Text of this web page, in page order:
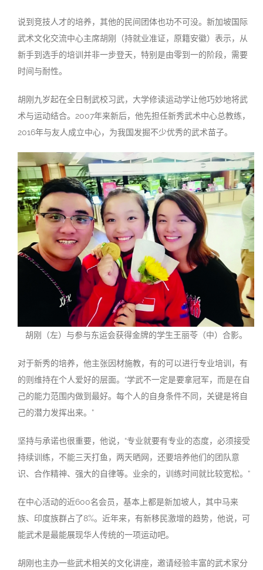
说到竞技人才的培养，其他的民间团体也功不可没。新加坡国际
武术文化交流中心主席胡刚（持就业准证，原籍安徽）表示，从
新手到选手的培训并非一步登天，特别是由零到一的阶段，需要
时间与耐性。
胡刚九岁起在全日制武校习武，大学修读运动学让他巧妙地将武
术与运动结合。2007年来新后，他先担任新秀武术中心总教练，
2016年与友人成立中心，为我国发掘不少优秀的武术苗子。
胡刚（左）与参与东运会获得金牌的学生王丽苓（中）合影。
对于新秀的培养，他主张因材施教，有的可以进行专业培训，有
的则维持在个人爱好的层面。“学武不一定是要拿冠军，而是在自
己的能力范围内做到最好。每个人的自身条件不同，关键是将自
己的潜力发挥出来。”
坚持与承诺也很重要，他说，“专业就要有专业的态度，必须接受
持续训练，不能三天打鱼，两天晒网，还要培养他们的团队意
识、合作精神、强大的自律等。业余的，训练时间就比较宽松。”
在中心活动的近600名会员，基本上都是新加坡人，其中马来
族、印度族群占了8%。近年来，有新移民激增的趋势，他说，可
能武术是最能展现华人传统的一项运动吧。
胡刚也主办一些武术相关的文化讲座，邀请经验丰富的武术家分